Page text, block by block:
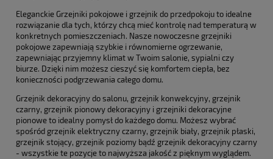
Eleganckie Grzejniki pokojowe i grzejnik do przedpokoju to idealne
rozwiązanie dla tych, którzy chcą mieć kontrolę nad temperaturą w
konkretnych pomieszczeniach. Nasze nowoczesne grzejniki
pokojowe zapewniają szybkie i równomierne ogrzewanie,
zapewniając przyjemny klimat w Twoim salonie, sypialni czy
biurze. Dzięki nim możesz cieszyć się komfortem ciepła, bez
konieczności podgrzewania całego domu.
Grzejnik dekoracyjny do salonu, grzejnik konwekcyjny, grzejnik
czarny, grzejnik pionowy dekoracyjny i grzejniki dekoracyjne
pionowe to idealny pomysł do każdego domu. Możesz wybrać
spośród grzejnik elektryczny czarny, grzejnik biały, grzejnik płaski,
grzejnik stojący, grzejnik poziomy bądź grzejnik dekoracyjny czarny
- wszystkie te pozycje to najwyższa jakość z pięknym wyglądem.